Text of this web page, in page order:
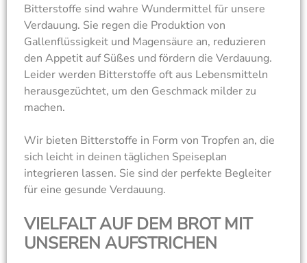
Bitterstoffe sind wahre Wundermittel für unsere
Verdauung. Sie regen die Produktion von
Gallenflüssigkeit und Magensäure an, reduzieren
den Appetit auf Süßes und fördern die Verdauung.
Leider werden Bitterstoffe oft aus Lebensmitteln
herausgezüchtet, um den Geschmack milder zu
machen.
Wir bieten Bitterstoffe in Form von Tropfen an, die
sich leicht in deinen täglichen Speiseplan
integrieren lassen. Sie sind der perfekte Begleiter
für eine gesunde Verdauung.
VIELFALT AUF DEM BROT MIT
UNSEREN AUFSTRICHEN